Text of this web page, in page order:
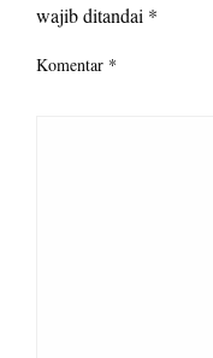
wajib ditandai *
Komentar *